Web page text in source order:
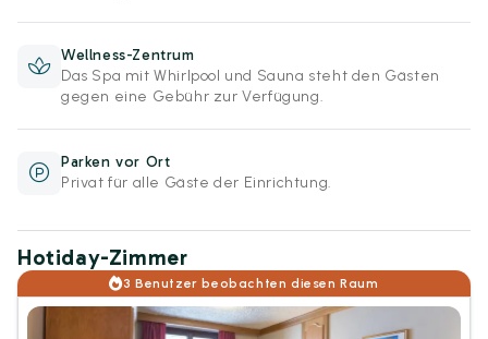
Wellness-Zentrum
Das Spa mit Whirlpool und Sauna steht den Gästen
gegen eine Gebühr zur Verfügung.
Parken vor Ort
Privat für alle Gäste der Einrichtung.
Hotiday-Zimmer
3 Benutzer beobachten diesen Raum